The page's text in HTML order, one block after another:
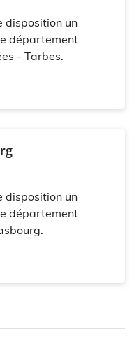
disposition un
département
- Tarbes.
disposition un
département